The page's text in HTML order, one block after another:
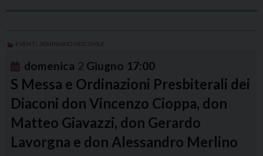
EVENTI SEMINARIO VESCOVILE
domenica 2 Giugno 17:00
S Messa e Ordinazioni Presbiterali dei
Diaconi don Vincenzo Cioppa, don
Matteo Giavazzi, don Gerardo
Lavorgna e don Alessandro Merlino